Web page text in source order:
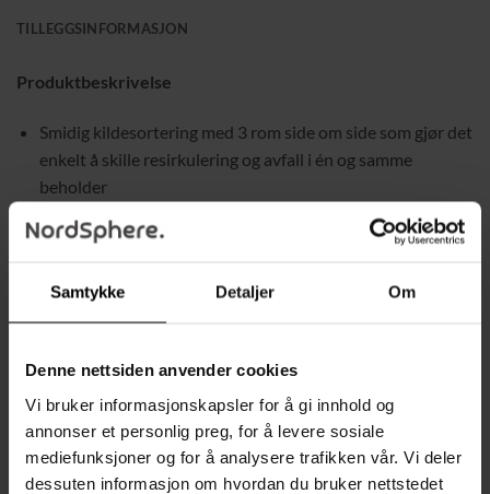
Samtykke Detaljer Om
Denne nettsiden anvender cookies
Vi bruker informasjonskapsler for å gi innhold og
annonser et personlig preg, for å levere sosiale
mediefunksjoner og for å analysere trafikken vår. Vi deler
dessuten informasjon om hvordan du bruker nettstedet
TILLEGGSINFORMASJON
Produktbeskrivelse
Smidig kildesortering med 3 rom side om side som gjør det
enkelt å skille resirkulering og avfall i én og samme
beholder
Pedalåpning gir handsfree-bruk for bedre hygiene og
at pedalen brukes, noe som reduserer risikoen for søl og